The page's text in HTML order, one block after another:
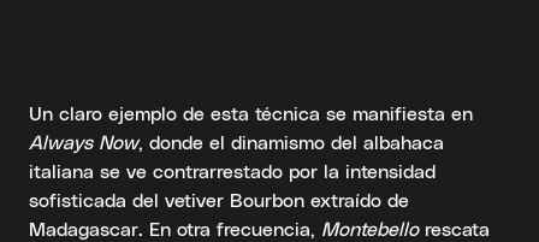
Un claro ejemplo de esta técnica se manifiesta en
Always Now, donde el dinamismo del albahaca
italiana se ve contrarrestado por la intensidad
sofisticada del vetiver Bourbon extraído de
Madagascar. En otra frecuencia, Montebellorescata